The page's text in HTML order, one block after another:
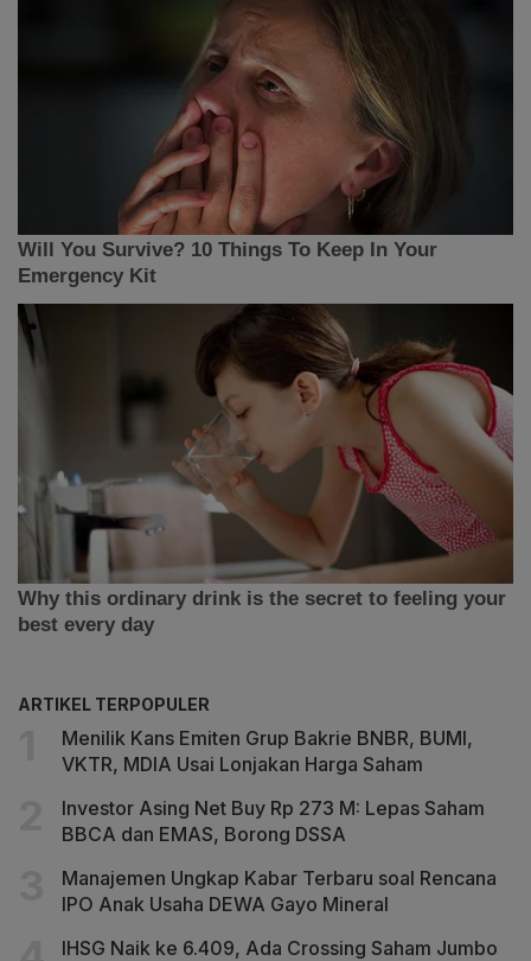
ARTIKEL TERPOPULER
Menilik Kans Emiten Grup Bakrie BNBR, BUMI,
VKTR, MDIA Usai Lonjakan Harga Saham
Investor Asing Net Buy Rp 273 M: Lepas Saham
BBCA dan EMAS, Borong DSSA
Manajemen Ungkap Kabar Terbaru soal Rencana
IPO Anak Usaha DEWA Gayo Mineral
IHSG Naik ke 6.409, Ada Crossing Saham Jumbo